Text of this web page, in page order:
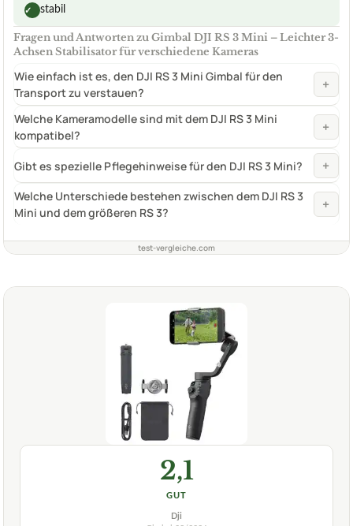
✓ stabil
Fragen und Antworten zu Gimbal DJI RS 3 Mini – Leichter 3-
Achsen Stabilisator für verschiedene Kameras
Wie einfach ist es, den DJI RS 3 Mini Gimbal für den
Transport zu verstauen?
+
Welche Kameramodelle sind mit dem DJI RS 3 Mini
kompatibel?
+
Gibt es spezielle Pflegehinweise für den DJI RS 3 Mini? +
Welche Unterschiede bestehen zwischen dem DJI RS 3
Mini und dem größeren RS 3?
+
test-vergleiche.com
2,1
GUT
Dji